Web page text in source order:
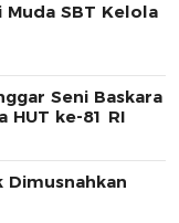
Muda SBT Kelola
Seni Baskara
HUT ke-81 RI
Dimusnahkan